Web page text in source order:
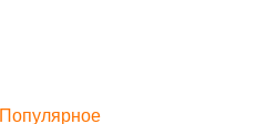
Популярное